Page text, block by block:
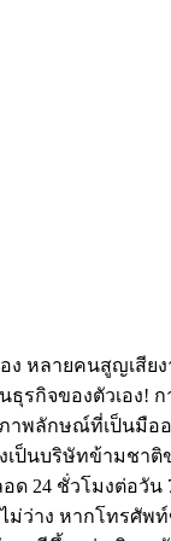
หลายคนสูญเสีย
กิจของตัวเอง! ก
าพลักษณ์ที่เป็นมื
เป็นบริษัทข้ามช
ด 24 ชั่วโมงต่อวั
ว่าง หากโทรศั